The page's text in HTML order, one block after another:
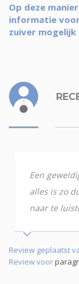
Op deze
informatie
zuiver mogelijk
Een
alles is zo
naar te
Review geplaatst
Review voor